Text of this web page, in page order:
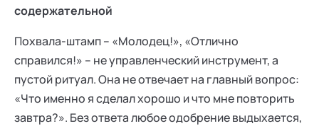
содержательной
Похвала-штамп – «Молодец!», «Отлично
справился!» – не управленческий инструмент, а
пустой ритуал. Она не отвечает на главный вопрос:
«Что именно я сделал хорошо и что мне повторить
завтра?». Без ответа любое одобрение выдыхается,